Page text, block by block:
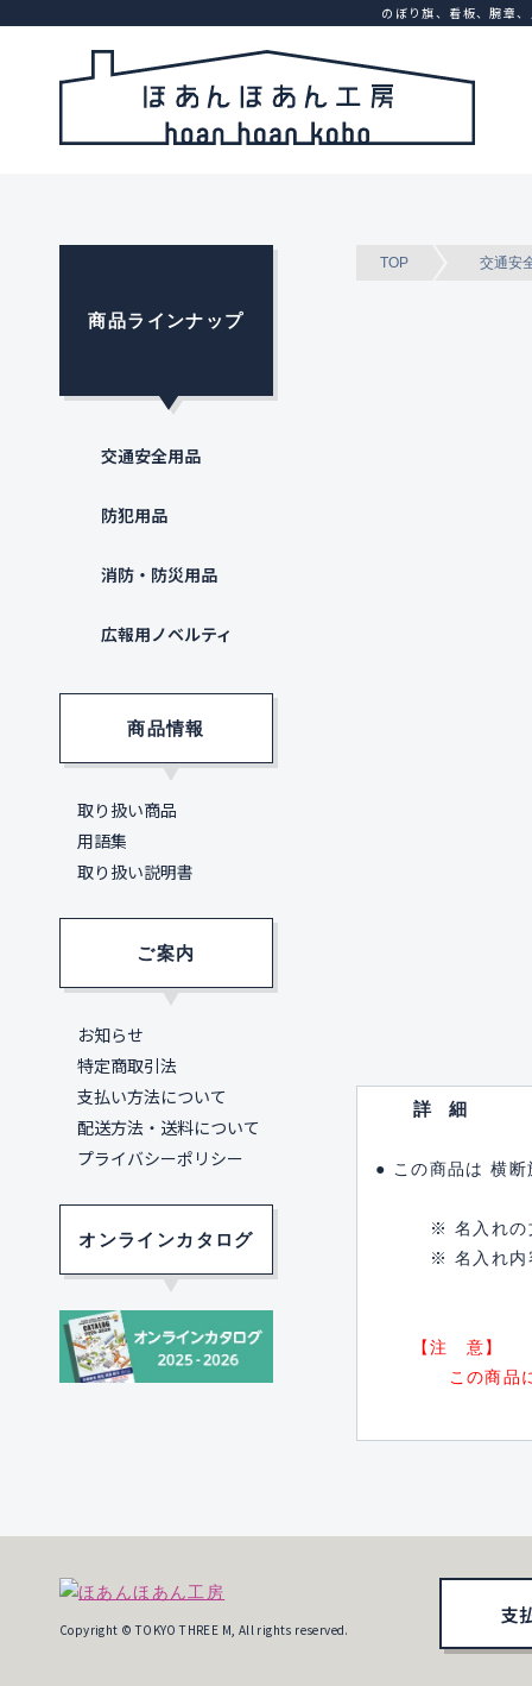
のぼり旗、看板、腕章
TOP 交通安
詳細
● この商品は 横
※ 名入れの文
※ 名入れ内容の
【注 意】
この商品には
商品ラインナップ
交通安全用品
防犯用品
消防・防災用品
広報用ノベルティ
商品情報
取り扱い商品
用語集
取り扱い説明書
ご案内
お知らせ
特定商取引法
支払い方法について
配送方法・送料について
プライバシーポリシー
オンラインカタログ
Copyright © TOKYO THREE M, All rights reserved.
支